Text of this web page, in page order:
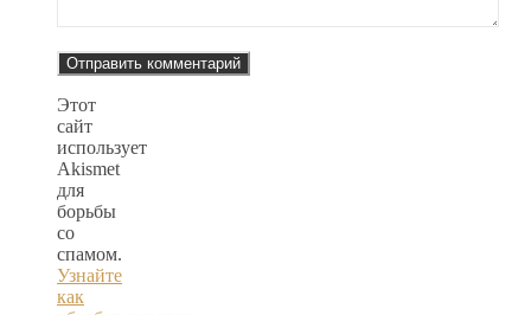
Этот
сайт
использует
Akismet
для
борьбы
со
спамом.
Узнайте
как